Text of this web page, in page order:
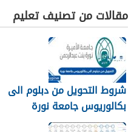
مقالات من تصنيف تعليم
شروط التحويل من دبلوم الى
بكالوريوس جامعة نورة
1448